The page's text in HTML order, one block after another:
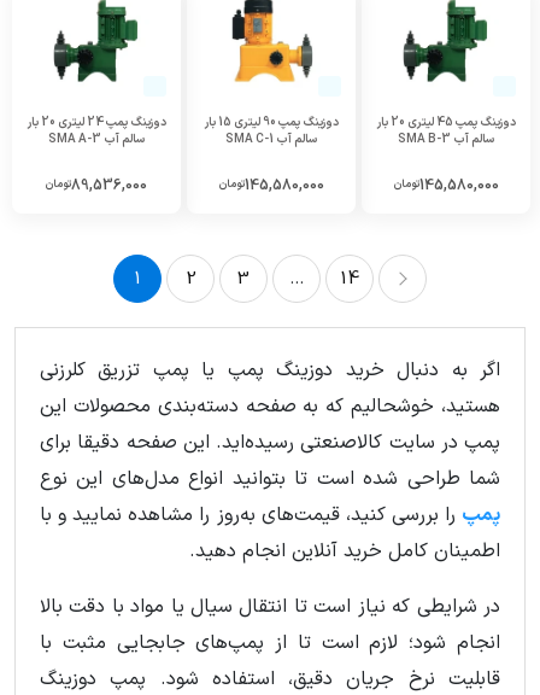
دوزینگ پمپ 45 لیتری 20 بار
سالم آب SMA B-3
145,580,000تومان
دوزینگ پمپ 90 لیتری 15 بار
سالم آب SMA C-1
145,580,000تومان
دوزینگ پمپ 24 لیتری 20 بار
سالم آب SMA A-3
89,536,000تومان
1 2 3 ... 14
اگر به دنبال خرید دوزینگ پمپ یا پمپ تزریق کلرزنی
هستید، خوشحالیم که به صفحه دسته‌بندی محصولات این
پمپ در سایت کالاصنعتی رسیده‌اید. این صفحه دقیقا برای
شما طراحی شده است تا بتوانید انواع مدل‌های این نوع
پمپ را بررسی کنید، قیمت‌های به‌روز را مشاهده نمایید و با
اطمینان کامل خرید آنلاین انجام دهید.
در شرایطی که نیاز است تا انتقال سیال یا مواد با دقت بالا
انجام شود؛ لازم است تا از پمپ‌های جابجایی مثبت با
قابلیت نرخ جریان دقیق، استفاده شود. پمپ دوزینگ